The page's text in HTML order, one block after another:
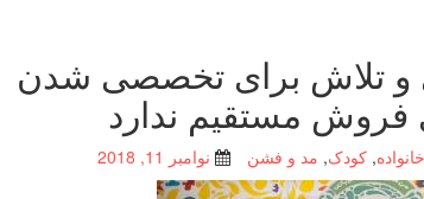
و تلاش برای تخصصی شدن
فروش مستقیم ندارد
خانواده, کودک, مد و فشن نوامبر 11, 2018